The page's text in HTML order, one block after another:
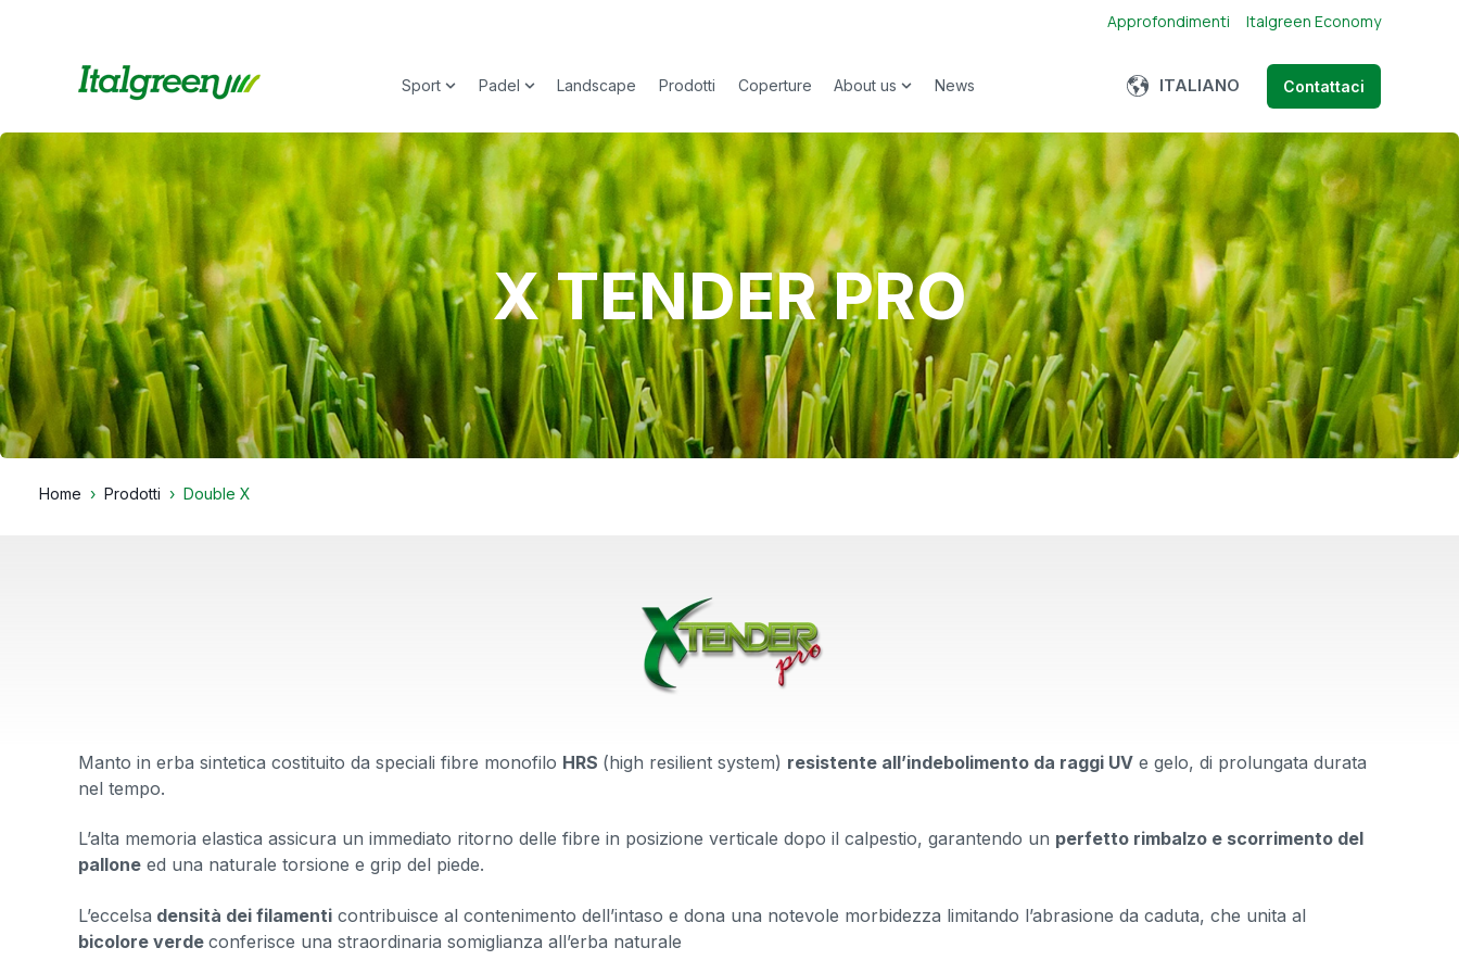
Approfondimenti Italgreen Economy
Sport
Show submenu for Sport
Padel
Show submenu for Padel
Landscape Prodotti Coperture About us
Show submenu for About us
News ITALIANO
Contattaci
X TENDER PRO
Home Prodotti Double X
Manto in erba sintetica costituito da speciali fibre monofilo HRS (high resilient system) resistente all’indebolimento da raggi UV e gelo, di prolungata durata
nel tempo.
L’alta memoria elastica assicura un immediato ritorno delle fibre in posizione verticale dopo il calpestio, garantendo un perfetto rimbalzo e scorrimento del
pallone ed una naturale torsione e grip del piede.
L’eccelsa densità dei filamenti contribuisce al contenimento dell’intaso e dona una notevole morbidezza limitando l’abrasione da caduta, che unita al
bicolore verde conferisce una straordinaria somiglianza all’erba naturale